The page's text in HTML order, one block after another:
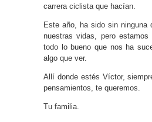
carrera ciclista que hacían.
Este año, ha sido sin ninguna
nuestras vidas, pero
todo lo bueno que nos ha
algo que ver.
Allí donde estés Víctor,
pensamientos, te queremos.
Tu familia.